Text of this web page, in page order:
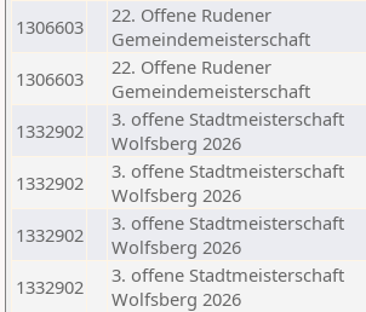
1306603
22. Offene Rudener
Gemeindemeisterschaft
1306603
22. Offene Rudener
Gemeindemeisterschaft
1332902
3. offene Stadtmeisterschaft
Wolfsberg 2026
1332902
3. offene Stadtmeisterschaft
Wolfsberg 2026
1332902
3. offene Stadtmeisterschaft
Wolfsberg 2026
1332902
3. offene Stadtmeisterschaft
Wolfsberg 2026